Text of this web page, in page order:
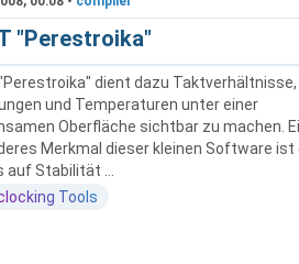
"Perestroika"
dient dazu Taktverhältnisse,
und Temperaturen unter einer
Oberfläche sichtbar zu machen.
Merkmal dieser kleinen Software ist
auf Stabilität ...
Tools